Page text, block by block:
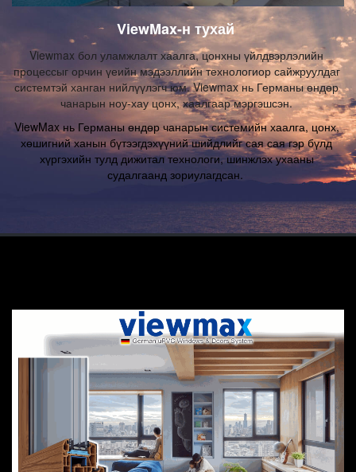
ViewMax-н тухай
Viewmax бол уламжлалт хаалга, цонхны үйлдвэрлэлийн
процессыг орчин үеийн мэдээллийн технологиор сайжруулдаг
системтэй ханган нийлүүлэгч юм. Viewmax нь Германы өндөр
чанарын ноу-хау цонх, хаалгаар мэргэшсэн.
ViewMax нь Германы өндөр чанарын системийн хаалга, цонх,
хөшигний ханын бүтээгдэхүүний шийдлийг сая сая гэр бүлд
хүргэхийн тулд дижитал технологи, шинжлэх ухааны
судалгаанд зориулагдсан.